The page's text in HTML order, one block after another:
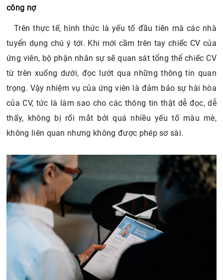
công nợ
Trên thực tế, hình thức là yếu tố đầu tiên mà các nhà
tuyển dụng chú ý tới. Khi mới cầm trên tay chiếc CV của
ứng viên, bộ phận nhân sự sẽ quan sát tổng thể chiếc CV
từ trên xuống dưới, đọc lướt qua những thông tin quan
trọng. Vậy nhiệm vụ của ứng viên là đảm bảo sự hài hòa
của CV, tức là làm sao cho các thông tin thật dễ đọc, dễ
thấy, không bị rối mắt bởi quá nhiều yếu tố màu mè,
không liên quan nhưng không được phép sơ sài.